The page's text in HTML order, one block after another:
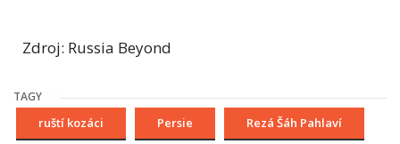
Zdroj: Russia Beyond
TAGY
ruští kozáci Persie Rezá Šáh Pahlaví